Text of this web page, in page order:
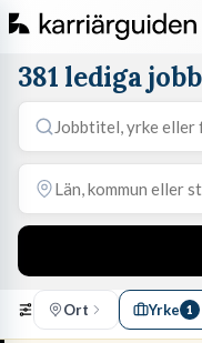
381 lediga
Ort Yrke 1